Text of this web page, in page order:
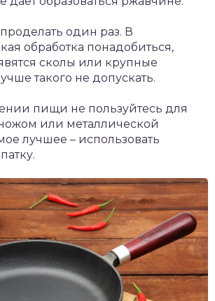
один раз. В
обработка понадобиться,
сколы или крупные
такого не допускать.
пищи не пользуйтесь для
или металлической
лучшее – использовать